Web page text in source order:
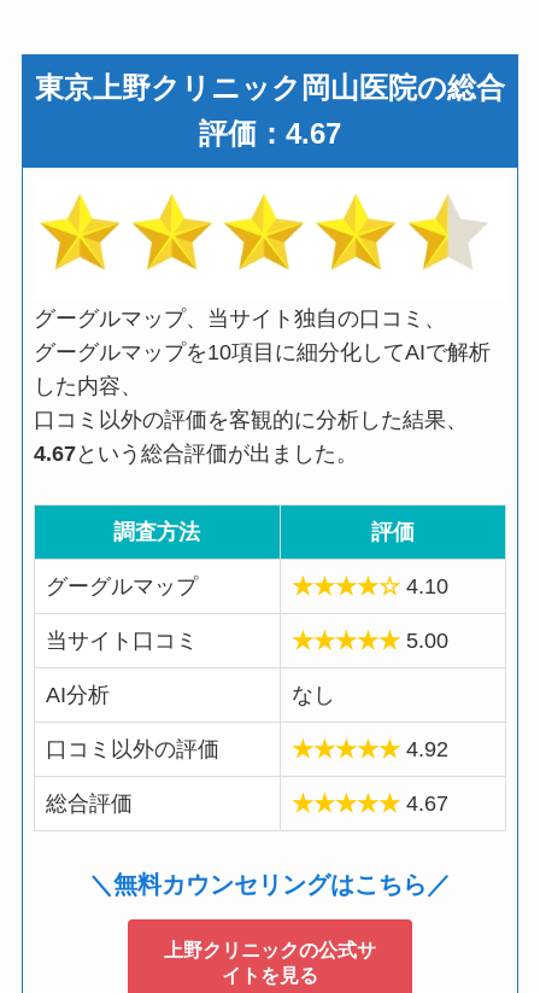
東京上野クリニック岡山医院の総合
評価：4.67
グーグルマップ、当サイト独自の口コミ、
グーグルマップを10項目に細分化してAIで解析
した内容、
口コミ以外の評価を客観的に分析した結果、
4.67という総合評価が出ました。
調査方法 評価
グーグルマップ ★★★★☆4.10
当サイト口コミ ★★★★★5.00
AI分析 なし
口コミ以外の評価 ★★★★★4.92
総合評価 ★★★★★4.67
＼無料カウンセリングはこちら／
上野クリニックの公式サ
イトを見る